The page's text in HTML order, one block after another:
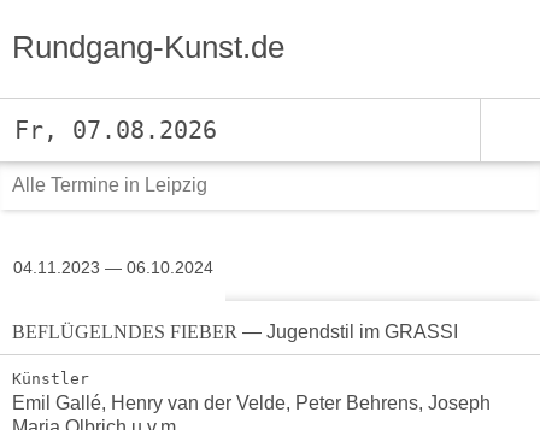
Rundgang-Kunst.de
Fr, 07.08.2026
Alle Termine in Leipzig
04.11.2023 — 06.10.2024
BEFLÜGELNDES FIEBER — Jugendstil im GRASSI
Künstler
Emil Gallé, Henry van der Velde, Peter Behrens, Joseph